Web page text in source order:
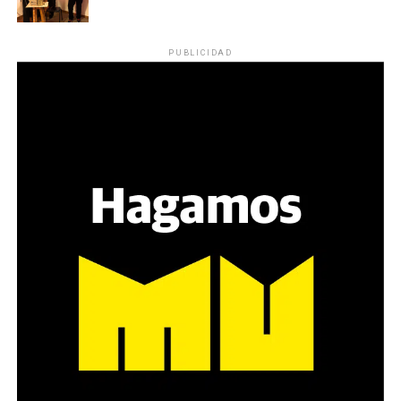
reparten lienzos con los ojos serigrafiados de Agostina.
es a través del interrogante, que puedan encarnar la
pregunta», comparte Gonzalo, de 41 años.
PUBLICIDAD